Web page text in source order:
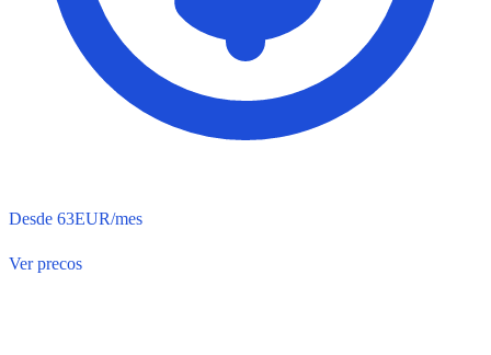
Desde 63EUR/mes
Ver precos